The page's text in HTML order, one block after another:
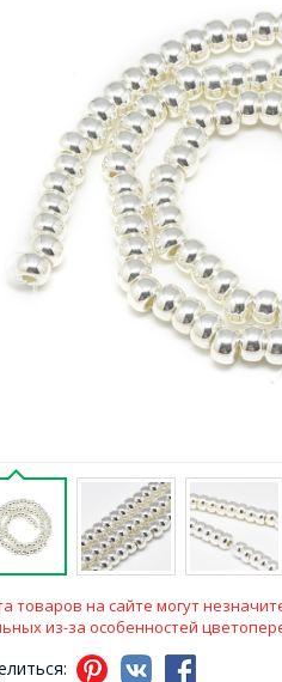
товаров на сайте могут
из-за особенностей